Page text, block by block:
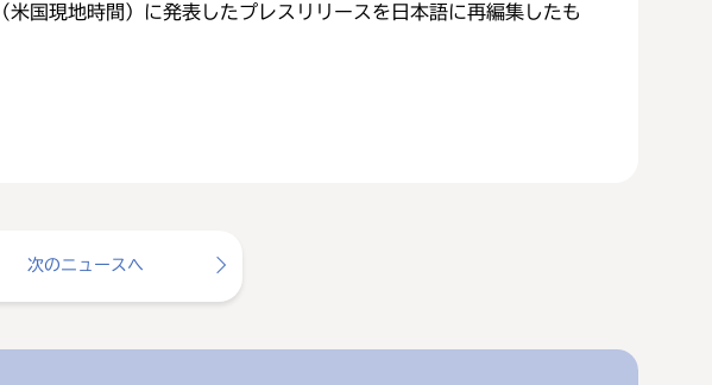
現地時間）に発表したプレスリリースを日本語に再編集したも
次のニュースへ